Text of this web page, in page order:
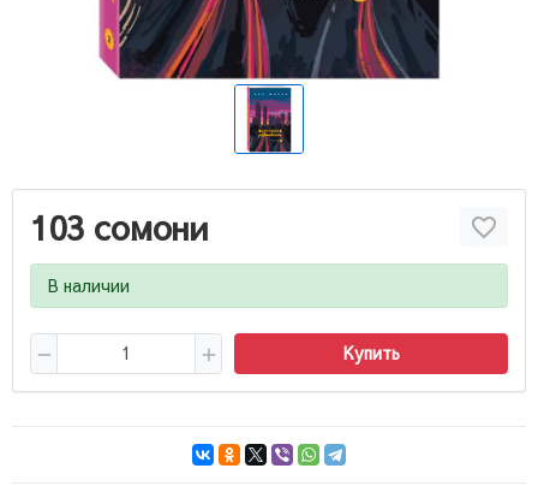
103 сомони
В наличии
Купить